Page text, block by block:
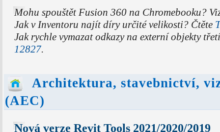
Mohu spouštět Fusion 360 na Chromebooku?
Jak v Inventoru najít díry určité velikosti? Čtěte
Jak rychle vymazat odkazy na externí objekty
12827.
Architektura, stavebnictví,
(AEC)
Nová verze Revit Tools 2021/2020/2019